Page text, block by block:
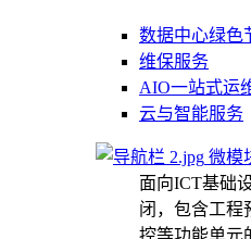
数据中心绿色
维保服务
AIO一站式运
云与智能服务
微模
面向ICT基础
闭，包含工程
控等功能单元